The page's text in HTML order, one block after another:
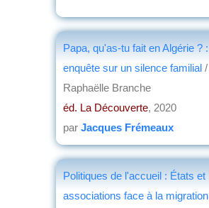
Papa, qu'as-tu fait en Algérie ? :
enquête sur un silence familial /
Raphaëlle Branche
éd. La Découverte, 2020
par Jacques Frémeaux
Politiques de l'accueil : États et
associations face à la migration